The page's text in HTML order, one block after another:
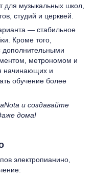
для музыкальных школ,
студий и церквей.
— стабильное
Кроме того,
дополнительными
метрономом и
начинающих и
обучение более
и создавайте
дома!
электропианино,